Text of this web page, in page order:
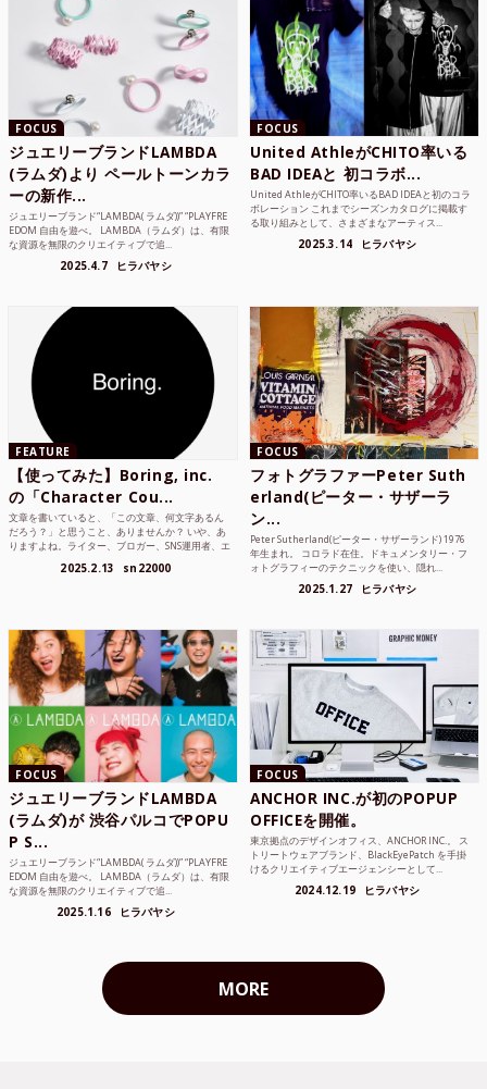
FOCUS
ジュエリーブランドLAMBDA
(ラムダ)より ペールトーンカラ
ーの新作...
ジュエリーブランド“LAMBDA( ラムダ))” “PLAYFRE
EDOM 自由を遊べ。 LAMBDA（ラムダ）は、有限
な資源を無限のクリエイティブで追...
2025.4.7 ヒラバヤシ
FOCUS
United AthleがCHITO率いる
BAD IDEAと 初コラボ...
United AthleがCHITO率いるBAD IDEAと初のコラ
ボレーション これまでシーズンカタログに掲載す
る取り組みとして、さまざまなアーティス...
2025.3.14 ヒラバヤシ
FEATURE
【使ってみた】Boring, inc.
の「Character Cou...
文章を書いていると、「この文章、何文字あるん
だろう？」と思うこと、ありませんか？ いや、あ
りますよね。ライター、ブロガー、SNS運用者、エ
2025.2.13 sn22000
FOCUS
フォトグラファーPeter Suth
erland(ピーター・サザーラ
ン...
Peter Sutherland(ピーター・サザーランド) 1976
年生まれ。 コロラド在住。ドキュメンタリー・フ
ォトグラフィーのテクニックを使い、隠れ...
2025.1.27 ヒラバヤシ
FOCUS
ジュエリーブランドLAMBDA
(ラムダ)が 渋谷パルコでPOPU
P S...
ジュエリーブランド“LAMBDA( ラムダ))” “PLAYFRE
EDOM 自由を遊べ。 LAMBDA（ラムダ）は、有限
な資源を無限のクリエイティブで追...
2025.1.16 ヒラバヤシ
FOCUS
ANCHOR INC.が初のPOPUP
OFFICEを開催。
東京拠点のデザインオフィス、ANCHOR INC.。 ス
トリートウェアブランド、BlackEyePatch を手掛
けるクリエイティブエージェンシーとして...
2024.12.19 ヒラバヤシ
MORE